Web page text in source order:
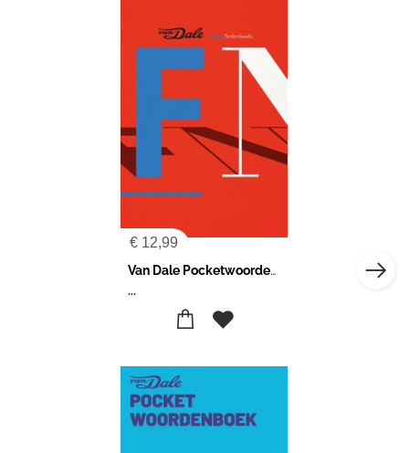
€ 12,99
Van Dale Pocketwoordenboek Frans-Nederlands
...